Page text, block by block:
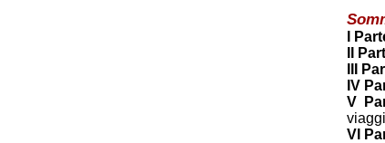
I
II
III
IV
V
VI